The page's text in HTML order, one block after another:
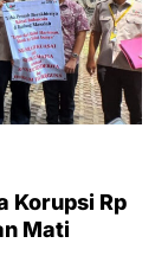
Korupsi Rp
Mati